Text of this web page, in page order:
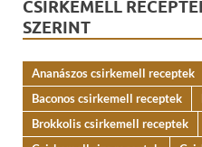
CSIRKEMELL
SZERINT
Ananászos csirkemell receptek
Baconos csirkemell receptek
Brokkolis csirkemell receptek